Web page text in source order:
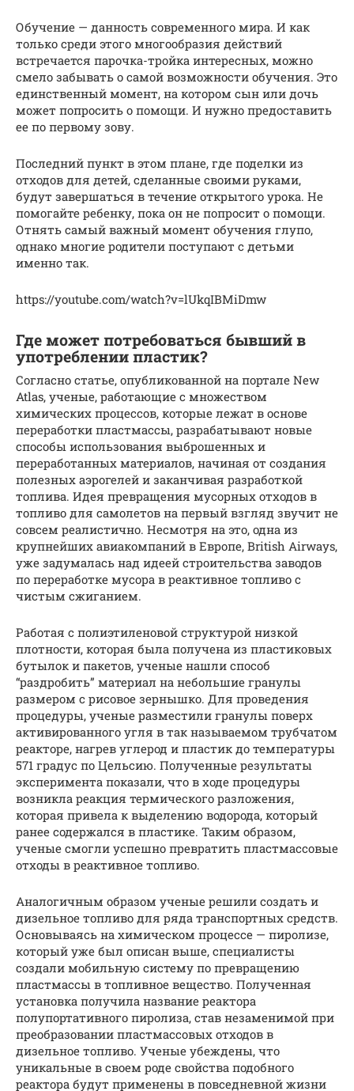
Обучение — данность современного мира. И как
только среди этого многообразия действий
встречается парочка-тройка интересных, можно
смело забывать о самой возможности обучения. Это
единственный момент, на котором сын или дочь
может попросить о помощи. И нужно предоставить
ее по первому зову.
Последний пункт в этом плане, где поделки из
отходов для детей, сделанные своими руками,
будут завершаться в течение открытого урока. Не
помогайте ребенку, пока он не попросит о помощи.
Отнять самый важный момент обучения глупо,
однако многие родители поступают с детьми
именно так.
https://youtube.com/watch?v=lUkqIBMiDmw
Где может потребоваться бывший в
употреблении пластик?
Согласно статье, опубликованной на портале New
Atlas, ученые, работающие с множеством
химических процессов, которые лежат в основе
переработки пластмассы, разрабатывают новые
способы использования выброшенных и
переработанных материалов, начиная от создания
полезных аэрогелей и заканчивая разработкой
топлива. Идея превращения мусорных отходов в
топливо для самолетов на первый взгляд звучит не
совсем реалистично. Несмотря на это, одна из
крупнейших авиакомпаний в Европе, British Airways,
уже задумалась над идеей строительства заводов
по переработке мусора в реактивное топливо с
чистым сжиганием.
Работая с полиэтиленовой структурой низкой
плотности, которая была получена из пластиковых
бутылок и пакетов, ученые нашли способ
“раздробить” материал на небольшие гранулы
размером с рисовое зернышко. Для проведения
процедуры, ученые разместили гранулы поверх
активированного угля в так называемом трубчатом
реакторе, нагрев углерод и пластик до температуры
571 градус по Цельсию. Полученные результаты
эксперимента показали, что в ходе процедуры
возникла реакция термического разложения,
которая привела к выделению водорода, который
ранее содержался в пластике. Таким образом,
ученые смогли успешно превратить пластмассовые
отходы в реактивное топливо.
Аналогичным образом ученые решили создать и
дизельное топливо для ряда транспортных средств.
Основываясь на химическом процессе — пиролизе,
который уже был описан выше, специалисты
создали мобильную систему по превращению
пластмассы в топливное вещество. Полученная
установка получила название реактора
полупортативного пиролиза, став незаменимой при
преобразовании пластмассовых отходов в
дизельное топливо. Ученые убеждены, что
уникальные в своем роде свойства подобного
реактора будут применены в повседневной жизни